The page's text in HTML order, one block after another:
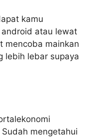
kamu
atau lewat
mencoba mainkan
lebih lebar supaya
mengetahui